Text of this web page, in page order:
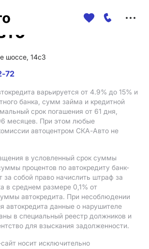
шоссе, 14с3
72
варьируется от 4.9% до 15% и
банка, сумм займа и кредитной
срок погашения от 61 дня,
месяцев. При этом любые
автоцентром СКА-Авто не
в условленный срок суммы
процентов по автокредиту банк-
за собой право начислить штраф за
в среднем размере 0,1% от
автокредита. При несоблюдении
автокредита данные о нарушителе
в специальный реестр должников и
для взыскания задолженности.
носит исключительно